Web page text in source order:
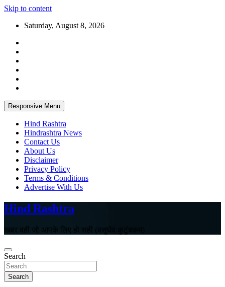
Skip to content
Saturday, August 8, 2026
Responsive Menu
Hind Rashtra
Hindrashtra News
Contact Us
About Us
Disclaimer
Privacy Policy
Terms & Conditions
Advertise With Us
Hind Rashtra
खबर वही जो आपके लिए हो सही (वसुधैव कुटुंबकम)
Search
Search